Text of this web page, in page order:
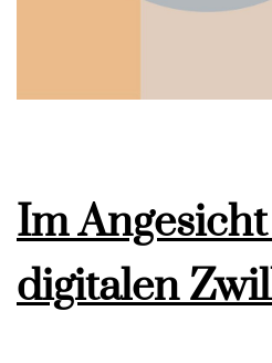
Im
digitalen